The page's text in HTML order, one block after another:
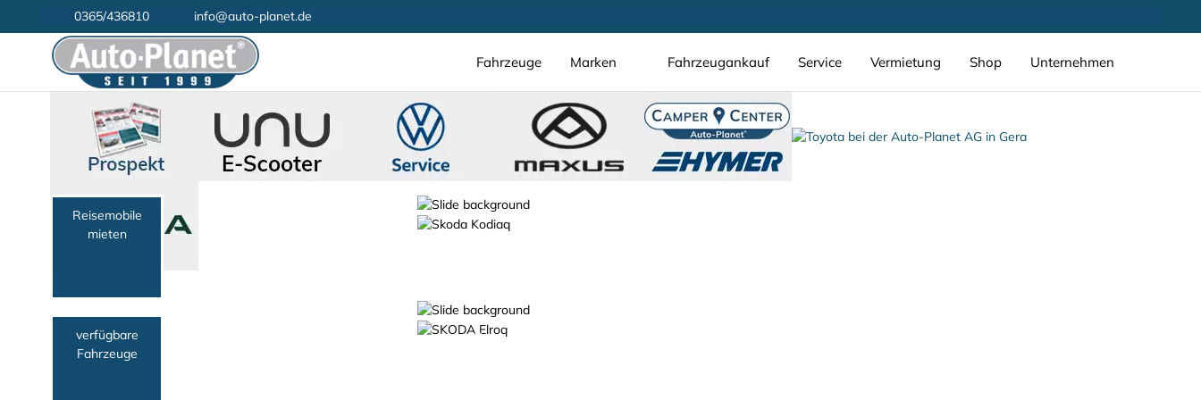
0365/436810 info@auto-planet.de
Fahrzeuge Marken Fahrzeugankauf Service Vermietung Shop Unternehmen
Reisemobile
mieten
verfügbare
Fahrzeuge